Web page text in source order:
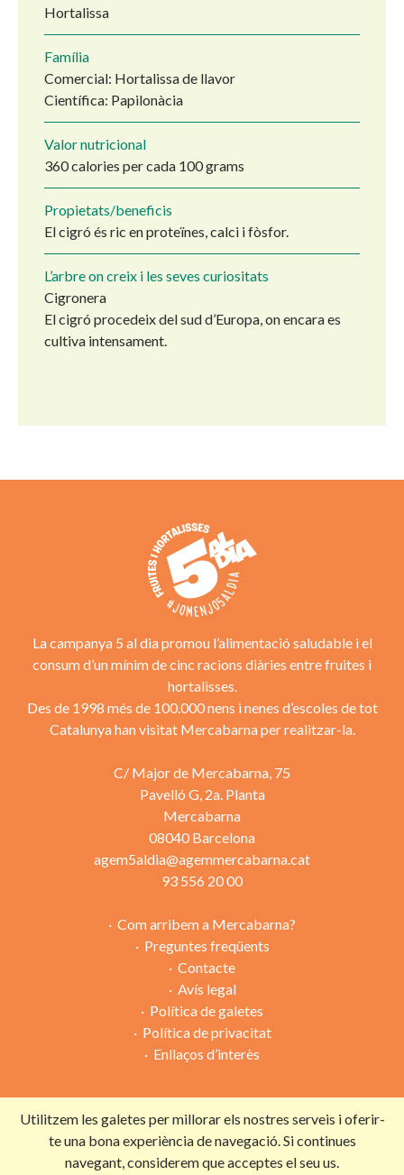
Hortalissa
Família
Comercial: Hortalissa de llavor
Científica: Papilonàcia
Valor nutricional
360 calories per cada 100 grams
Propietats/beneficis
El cigró és ric en proteïnes, calci i fòsfor.
L’arbre on creix i les seves curiositats
Cigronera
El cigró procedeix del sud d’Europa, on encara es
cultiva intensament.
Utilitzem les galetes per millorar els nostres serveis i oferir-
te una bona experiència de navegació. Si continues
navegant, considerem que acceptes el seu us.
La campanya 5 al dia promou l’alimentació saludable i el
consum d’un mínim de cinc racions diàries entre fruites i
hortalisses.
Des de 1998 més de 100.000 nens i nenes d’escoles de tot
Catalunya han visitat Mercabarna per realitzar-la.
C/ Major de Mercabarna, 75
Pavelló G, 2a. Planta
Mercabarna
08040 Barcelona
agem5aldia@agemmercabarna.cat
93 556 20 00
Com arribem a Mercabarna?
Preguntes freqüents
Contacte
Avís legal
Política de galetes
Política de privacitat
Enllaços d’interès
Campanya organitzada per: